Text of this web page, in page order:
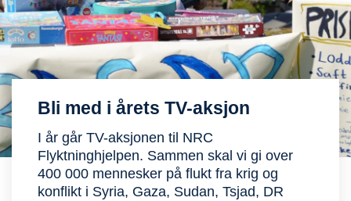
Bli med i årets TV-aksjon
I år går TV-aksjonen til NRC
Flyktninghjelpen. Sammen skal vi gi over
400 000 mennesker på flukt fra krig og
konflikt i Syria, Gaza, Sudan, Tsjad, DR